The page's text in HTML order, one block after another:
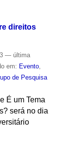
direitos
— última
em: Evento,
de Pesquisa
É um Tema
será no dia